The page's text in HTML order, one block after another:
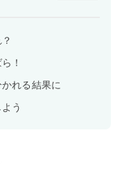
！
れる結果に
う